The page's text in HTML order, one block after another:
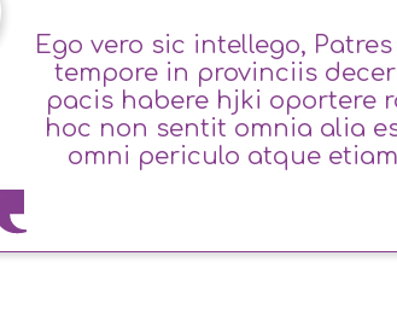
Ego vero sic intellego,
tempore in provinciis
pacis habere hjki oportere
hoc non sentit omnia alia
omni periculo atque